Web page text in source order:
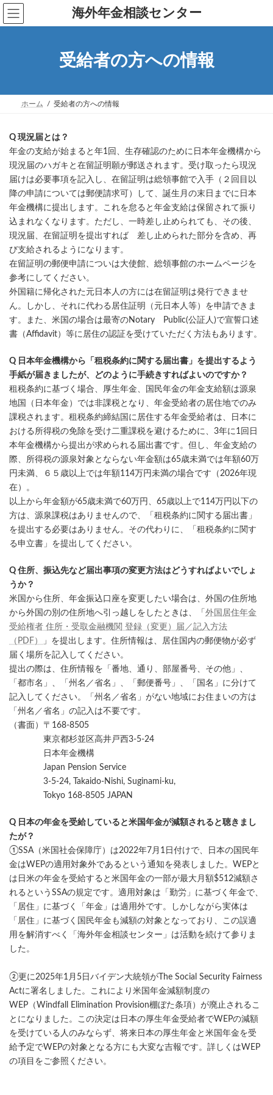
コ
ン
テ
ッ
ナ
ビ
ゲ
移
海外年金相談センター
受給者の方への情報
ホーム 受給者の方への情報
Q 現況届とは？
年金の支給が始まると年1回、生存確認のために日本年金機構から
現況届のハガキと在留証明願が郵送されます。受け取ったら現況
届けは必要事項を記入し、在留証明は総領事館で入手（２回目以
降の申請については郵便請求可）して、誕生月の末日までに日本
年金機構に提出します。これを怠ると年金支給は保留されて振り
込まれなくなります。ただし、一時差し止められても、その後、
現況届、在留証明を提出すれば 差し止められた部分を含め、再
び支給されるようになります。
在留証明の郵便申請についは大使館、総領事館のホームページを
参考にしてください。
外国籍に帰化された元日本人の方には在留証明は発行できませ
ん。しかし、それに代わる居住証明（元日本人等）を申請できま
す。また、米国の場合は最寄のNotary Public(公証人)で宣誓口述
書（Affidavit）等に居住の認証を受けていただく方法もあります。
Q 日本年金機構から「租税条約に関する届出書」を提出するよう
手紙が届きましたが、どのように手続きすればよいのですか？
租税条約に基づく場合、厚生年金、国民年金の年金支給額は源泉
地国（日本年金）では非課税となり、年金受給者の居住地でのみ
課税されます。租税条約締結国に居住する年金受給者は、日本に
おける所得税の免除を受け二重課税を避けるために、3年に1回日
本年金機構から提出が求められる届出書です。但し、年金支給の
際、所得税の源泉対象とならない年金額は65歳未満では年額60万
円未満、６５歳以上では年額114万円未満の場合です（2026年現
在）。
以上から年金額が65歳未満で60万円、65歳以上で114万円以下の
方は、源泉課税はありませんので、「租税条約に関する届出書」
を提出する必要はありません。その代わりに、「租税条約に関す
る申立書」を提出してください。
Q 住所、振込先など届出事項の変更方法はどうすればよいでしょ
うか？
米国から住所、年金振込口座を変更したい場合は、外国の住所地
から外国の別の住所地へ引っ越しをしたときは、「 外国居住年金
受給権者 住所・受取金融機関 登録（変更）届／記入方法
（PDF）
」を提出します。住所情報は、居住国内の郵便物が必ず
届く場所を記入してください。
提出の際は、住所情報を「番地、通り、部屋番号、その他」、
「都市名」、「州名／省名」、「郵便番号」、「国名」に分けて
記入してください。「州名／省名」がない地域にお住まいの方は
「州名／省名」の記入は不要です。
（書面）〒168-8505
東京都杉並区高井戸西3-5-24
日本年金機構
Japan Pension Service
3-5-24, Takaido-Nishi, Suginami-ku,
Tokyo 168-8505 JAPAN
Q 日本の年金を受給していると米国年金が減額されると聴きまし
たが？
①SSA（米国社会保障庁）は2022年7月1日付けで、日本の国民年
金はWEPの適用対象外であるという通知を発表しました。WEPと
は日米の年金を受給すると米国年金の一部が最大月額$512減額さ
れるというSSAの規定です。適用対象は「勤労」に基づく年金で、
「居住」に基づく「年金」は適用外です。しかしながら実体は
「居住」に基づく国民年金も減額の対象となっており、この誤適
用を解消すべく「海外年金相談センター」は活動を続けて参りま
した。
②更に2025年1月5日バイデン大統領がThe Social Security Fairness
Actに署名しました。これにより米国年金減額制度の
WEP（Windfall Elimination Provision棚ぼた条項）が廃止されるこ
とになりました。この決定は日本の厚生年金受給者でWEPの減額
を受けている人のみならず、将来日本の厚生年金と米国年金を受
給予定でWEPの対象となる方にも大変な吉報です。詳しくはWEP
の項目をご参照ください。